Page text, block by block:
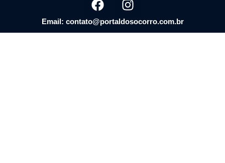
Email: contato@portaldosocorro.com.br